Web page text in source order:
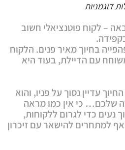
דוגמניות
– לקוח פוטנציאלי חשוב
בחיוך מאיר פנים. הלקוח
עם הדיילת, בעוד היא
עדיין נסוך על פניו, והוא
שלכם… כי אין כמו מראה
נעים כדי לגרום ללקוחות,
למתחרים להישאר עם זיכרון